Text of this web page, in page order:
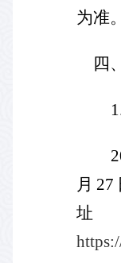
为准。
四
月 27